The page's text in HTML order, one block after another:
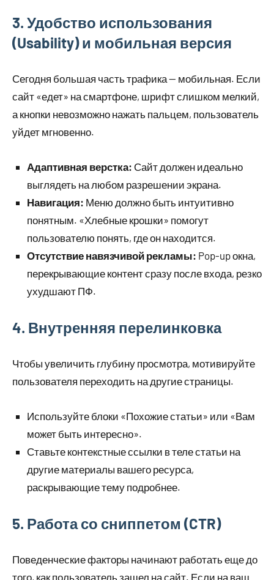
3. Удобство использования
(Usability) и мобильная версия
Сегодня большая часть трафика — мобильная. Если
сайт «едет» на смартфоне, шрифт слишком мелкий,
а кнопки невозможно нажать пальцем, пользователь
уйдет мгновенно.
Адаптивная верстка: Сайт должен идеально
выглядеть на любом разрешении экрана.
Навигация: Меню должно быть интуитивно
понятным. «Хлебные крошки» помогут
пользователю понять, где он находится.
Отсутствие навязчивой рекламы: Pop-up окна,
перекрывающие контент сразу после входа, резко
ухудшают ПФ.
4. Внутренняя перелинковка
Чтобы увеличить глубину просмотра, мотивируйте
пользователя переходить на другие страницы.
Используйте блоки «Похожие статьи» или «Вам
может быть интересно».
Ставьте контекстные ссылки в теле статьи на
другие материалы вашего ресурса,
раскрывающие тему подробнее.
5. Работа со сниппетом (CTR)
Поведенческие факторы начинают работать еще до
того, как пользователь зашел на сайт. Если на ваш